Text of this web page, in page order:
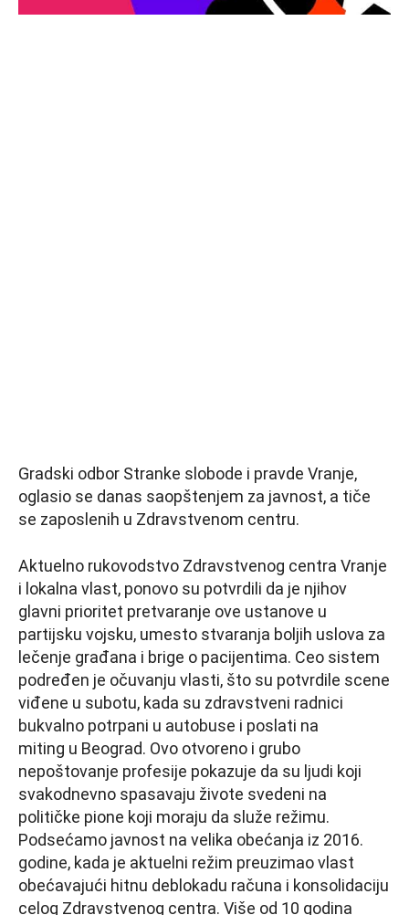
Gradski odbor Stranke slobode i pravde Vranje,
oglasio se danas saopštenjem za javnost, a tiče
se zaposlenih u Zdravstvenom centru.
Aktuelno rukovodstvo Zdravstvenog centra Vranje
i lokalna vlast, ponovo su potvrdili da je njihov
glavni prioritet pretvaranje ove ustanove u
partijsku vojsku, umesto stvaranja boljih uslova za
lečenje građana i brige o pacijentima. Ceo sistem
podređen je očuvanju vlasti, što su potvrdile scene
viđene u subotu, kada su zdravstveni radnici
bukvalno potrpani u autobuse i poslati na
miting u Beograd. Ovo otvoreno i grubo
nepoštovanje profesije pokazuje da su ljudi koji
svakodnevno spasavaju živote svedeni na
političke pione koji moraju da služe režimu.
Podsećamo javnost na velika obećanja iz 2016.
godine, kada je aktuelni režim preuzimao vlast
obećavajući hitnu deblokadu računa i konsolidaciju
celog Zdravstvenog centra. Više od 10 godina